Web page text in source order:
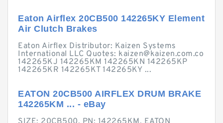
Eaton Airflex 20CB500 142265KY Element
Air Clutch Brakes
Eaton Airflex Distributor: Kaizen Systems
International LLC Quotes: kaizen@kaizen.com.co
142265KJ 142265KM 142265KN 142265KP
142265KR 142265KT 142265KY ...
EATON 20CB500 AIRFLEX DRUM BRAKE
142265KM ... - eBay